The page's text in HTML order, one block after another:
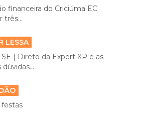
financeira do Criciúma EC
três...
LESSA
SE | Direto da Expert XP e as
festas